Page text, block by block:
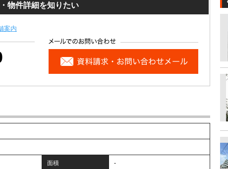
物件詳細を知りたい
案内
面積 -